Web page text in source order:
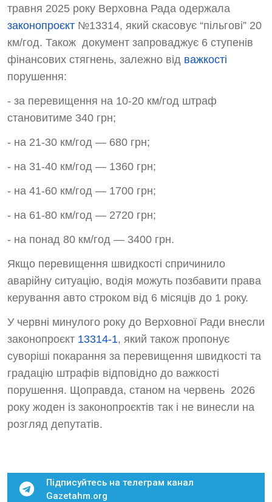
травня 2025 року Верховна Рада одержала
законопроєкт №13314, який скасовує “пільгові” 20
км/год. Також документ запроваджує 6 ступенів
фінансових стягнень, залежно від важкості
порушення:
- за перевищення на 10-20 км/год штраф
становитиме 340 грн;
- на 21-30 км/год — 680 грн;
- на 31-40 км/год — 1360 грн;
- на 41-60 км/год — 1700 грн;
- на 61-80 км/год — 2720 грн;
- на понад 80 км/год — 3400 грн.
Якщо перевищення швидкості спричинило
аварійну ситуацію, водія можуть позбавити права
керування авто строком від 6 місяців до 1 року.
У червні минулого року до Верховної Ради внесли
законопроєкт 13314-1, який також пропонує
суворіші покарання за перевищення швидкості та
градацію штрафів відповідно до важкості
порушення. Щоправда, станом на червень 2026
року жоден із законопроєктів так і не винесли на
розгляд депутатів.
Підписуйтесь на телеграм канал
Gazetahm.org